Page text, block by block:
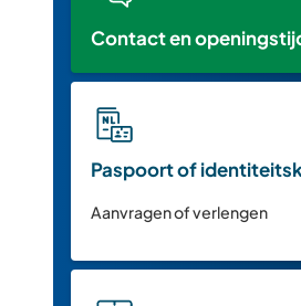
Contact en
Paspoort of
Aanvragen of verlengen